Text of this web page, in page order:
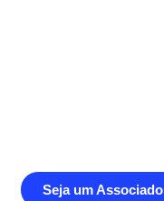
Seja um Associado